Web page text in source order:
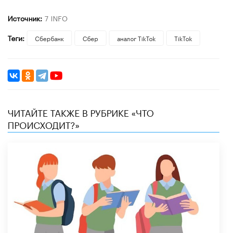
Источник: 7 INFO
Теги:
Сбербанк Сбер аналог TikTok TikTok
ЧИТАЙТЕ ТАКЖЕ В РУБРИКЕ «ЧТО
ПРОИСХОДИТ?»